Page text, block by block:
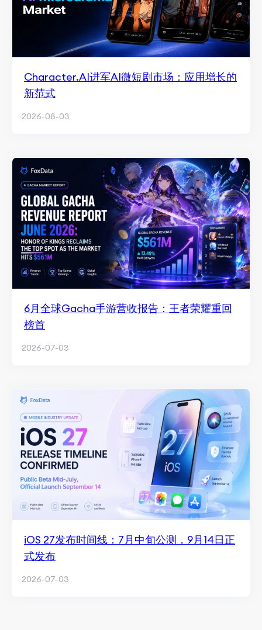
Character.AI进军AI微短剧市场：应用增长的
新范式
2026-08-03
6月全球Gacha手游营收报告：王者荣耀重回
榜首
2026-07-03
iOS 27发布时间线：7月中旬公测，9月14日正
式发布
2026-07-03